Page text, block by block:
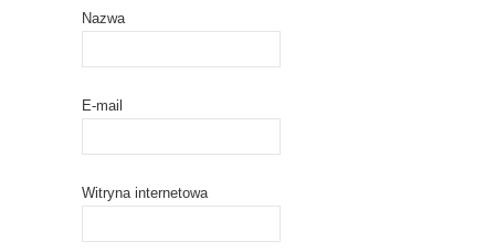
Nazwa
E-mail
Witryna internetowa